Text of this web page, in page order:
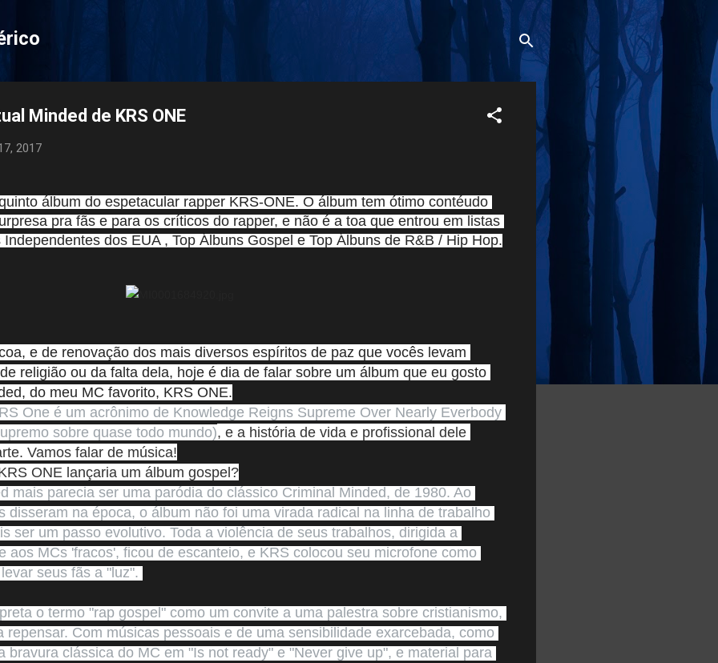
Minded de KRS ONE
2017
álbum do espetacular rapper KRS-ONE. O álbum tem ótimo contéudo
pra fãs e para os críticos do rapper, e não é a toa que entrou em listas
dos EUA , Top Álbuns Gospel e Top Álbuns de R&B / Hip Hop.
e de renovação dos mais diversos espíritos de paz que vocês levam
religião ou da falta dela, hoje é dia de falar sobre um álbum que eu gosto
do meu MC favorito, KRS ONE.
One é um acrônimo de Knowledge Reigns Supreme Over Nearly Everbody
sobre quase todo mundo), e a história de vida e profissional dele
Vamos falar de música!
ONE lançaria um álbum gospel?
mais parecia ser uma paródia do clássico Criminal Minded, de 1980. Ao
disseram na época, o álbum não foi uma virada radical na linha de trabalho
ser um passo evolutivo. Toda a violência de seus trabalhos, dirigida a
aos MCs 'fracos', ficou de escanteio, e KRS colocou seu microfone como
seus fãs a "luz".
o termo "rap gospel" como um convite a uma palestra sobre cristianismo,
repensar. Com músicas pessoais e de uma sensibilidade exarcebada, como
bravura clássica do MC em "Is not ready" e "Never give up", e material para